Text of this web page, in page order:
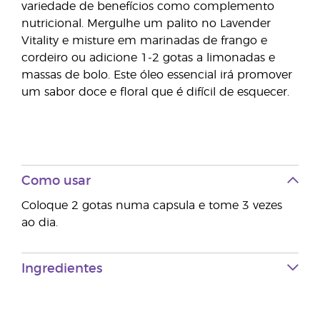
variedade de benefícios como complemento
nutricional. Mergulhe um palito no Lavender
Vitality e misture em marinadas de frango e
cordeiro ou adicione 1-2 gotas a limonadas e
massas de bolo. Este óleo essencial irá promover
um sabor doce e floral que é difícil de esquecer.
Como usar
Coloque 2 gotas numa capsula e tome 3 vezes
ao dia.
Ingredientes